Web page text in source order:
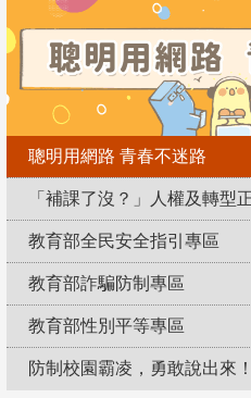
聰明用網路 青春不迷路
「補課了沒？」人權及轉型
教育部全民安全指引專區
教育部詐騙防制專區
教育部性別平等專區
防制校園霸凌，勇敢說出來！